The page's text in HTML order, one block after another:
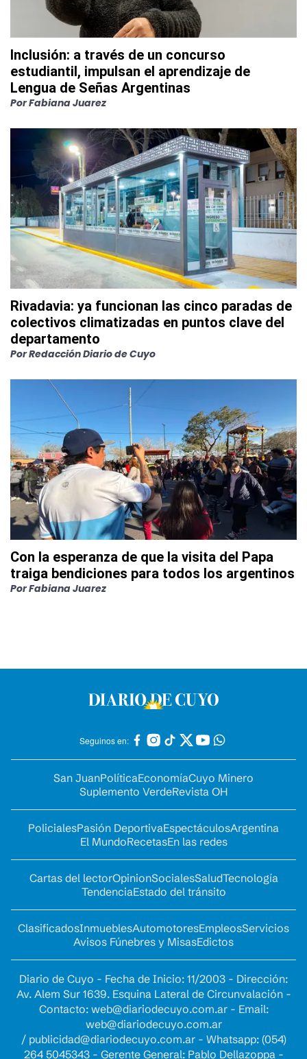
Inclusión: a través de un concurso
estudiantil, impulsan el aprendizaje de
Lengua de Señas Argentinas
PorFabiana Juarez
Rivadavia: ya funcionan las cinco paradas de
colectivos climatizadas en puntos clave del
departamento
PorRedacción Diario de Cuyo
Con la esperanza de que la visita del Papa
traiga bendiciones para todos los argentinos
PorFabiana Juarez
Seguinos en:
San JuanPolíticaEconomíaCuyo Minero
Suplemento VerdeRevista OH
PolicialesPasión DeportivaEspectáculosArgentina
El MundoRecetasEn las redes
Cartas del lectorOpinionSocialesSaludTecnología
TendenciaEstado del tránsito
ClasificadosInmueblesAutomotoresEmpleosServicios
Avisos Fúnebres y MisasEdictos
Diario de Cuyo - Fecha de Inicio: 11/2003 - Dirección:
Av. Alem Sur 1639. Esquina Lateral de Circunvalación -
Contacto: web@diariodecuyo.com.ar- Email:
web@diariodecuyo.com.ar
/ publicidad@diariodecuyo.com.ar- Whatsapp: (054)
264 5045343 - Gerente General: Pablo Dellazoppa -